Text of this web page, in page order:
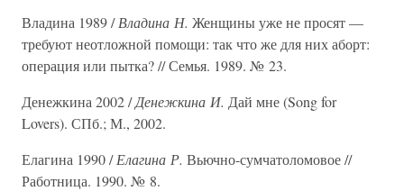
Владина 1989 /Владина Н. Женщины уже не просят —
требуют неотложной помощи: так что же для них аборт:
операция или пытка? // Семья. 1989. № 23.
Денежкина 2002 /Денежкина И. Дай мне (Song for
Lovers). СПб.; М., 2002.
Елагина 1990 /Елагина Р. Вьючно-сумчатоломовое //
Работница. 1990. № 8.